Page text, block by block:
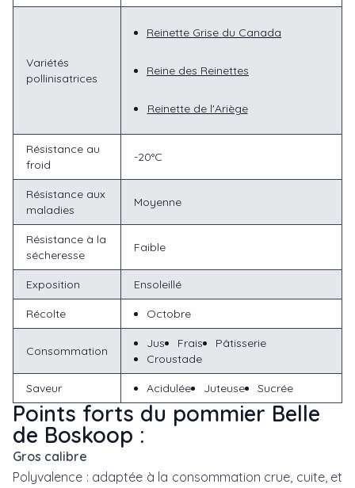
Variétés
pollinisatrices
Reinette Grise du Canada
Reine des Reinettes
Reinette de l'Ariège
Résistance au
froid
-20°C
Résistance aux
maladies
Moyenne
Résistance à la
sécheresse
Faible
Exposition Ensoleillé
Récolte Octobre
Consommation
Jus Frais
Pâtisserie
Croustade
Saveur Acidulée Juteuse Sucrée
Points forts du pommier Belle
de Boskoop :
Gros calibre
Polyvalence : adaptée à la consommation crue, cuite, et